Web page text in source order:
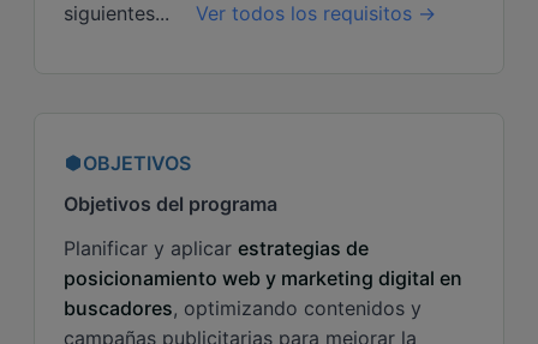
siguientes...
Ver todos los requisitos →
OBJETIVOS
Objetivos del programa
Planificar y aplicar estrategias de
posicionamiento web y marketing digital en
buscadores, optimizando contenidos y
campañas publicitarias para mejorar la